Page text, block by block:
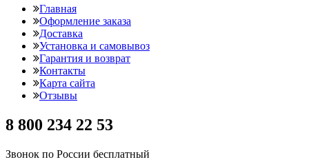
Главная
Оформление заказа
Доставка
Установка и самовывоз
Гарантия и возврат
Контакты
Карта сайта
Отзывы
8 800 234 22 53
Звонок по России бесплатный